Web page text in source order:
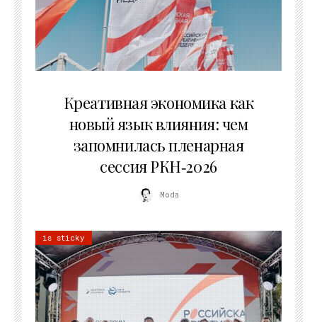
Креативная экономика как
новый язык влияния: чем
запомнилась пленарная
сессия РКН‑2026
Moda
is sticky